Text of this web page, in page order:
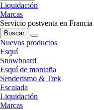
Liquidación
Marcas
Servicio postventa en Francia
Buscar
Nuevos productos
Esquí
Snowboard
Esquí de montaña
Senderismo & Trek
Escalada
Liquidación
Marcas